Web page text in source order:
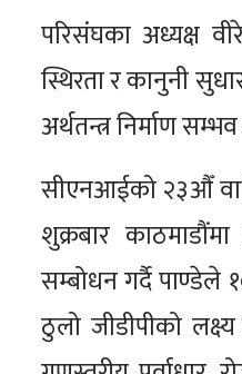
परिसंघका अध्यक्ष
स्थिरता र कानुनी
अर्थतन्त्र निर्माण
सीएनआईको २३औँ
शुक्रबार
सम्बोधन गर्दै पाण्डेले
ठुलो जीडीपीको